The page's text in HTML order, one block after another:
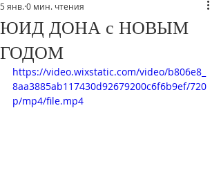
ЮИД ДОНА с НОВЫМ
ГОДОМ
5 янв.0 мин. чтения
https://video.wixstatic.com/video/b806e8_
8aa3885ab117430d92679200c6f6b9ef/720
p/mp4/file.mp4